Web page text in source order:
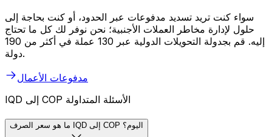
سواء كنت تريد تسديد مدفوعات عبر الحدود، أو كنت بحاجة إلى
حلول لإدارة مخاطر العملات الأجنبية؛ نحن نوفر لك كل ما تحتاج
إليه. قم بجدولة التحويلات الدولية عبر 130 عملة في أكثر من 190
دولة.
مدفوعات الأعمال
IQD إلى COP الأسئلة المتداولة
ما هو سعر الصرف IQD إلى COP اليوم؟